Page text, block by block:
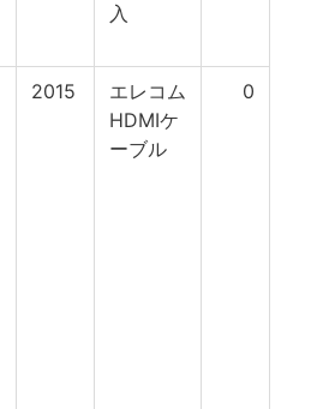
入
2015
エレコム
HDMIケ
ーブル
0